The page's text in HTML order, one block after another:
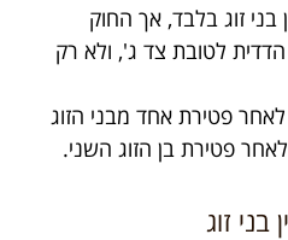
בני זוג בלבד, אך החוק
לטובת צד ג', ולא רק
פטירת אחד מבני הזוג
פטירת בן הזוג השני.
בני זוג